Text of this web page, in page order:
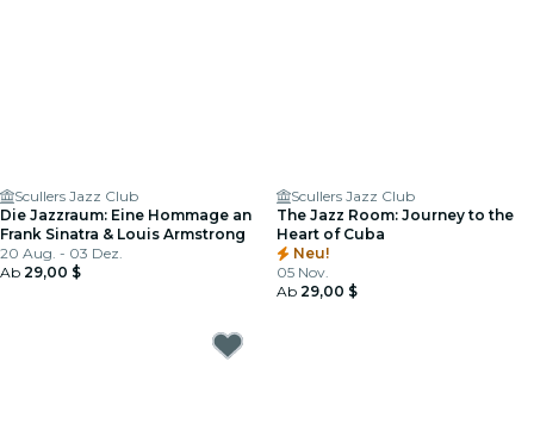
Scullers Jazz Club
Die Jazzraum: Eine Hommage an
Frank Sinatra & Louis Armstrong
20 Aug. - 03 Dez.
Ab 29,00 $
Scullers Jazz Club
The Jazz Room: Journey to the
Heart of Cuba
Neu!
05 Nov.
Ab 29,00 $